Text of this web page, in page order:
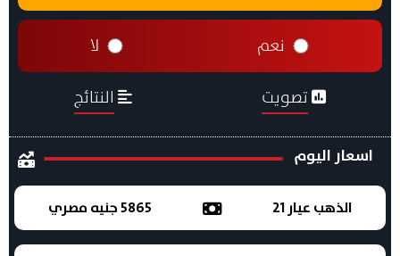
نعم لا
تصويت النتائج
اسعار اليوم
الذهب عيار 21 5865 جنيه مصري